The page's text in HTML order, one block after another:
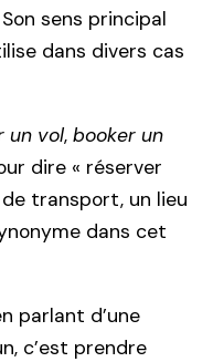
sens principal
dans divers cas
un vol, booker un
dire « réserver
transport, un lieu
dans cet
parlant d’une
c’est prendre